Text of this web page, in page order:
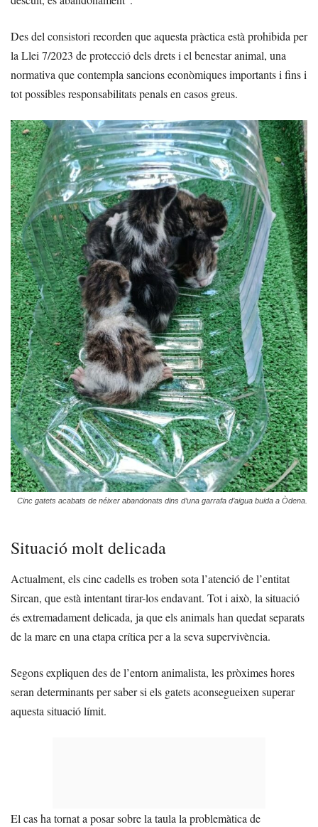
Des del consistori recorden que aquesta pràctica està prohibida per
la Llei 7/2023 de protecció dels drets i el benestar animal, una
normativa que contempla sancions econòmiques importants i fins i
tot possibles responsabilitats penals en casos greus.
Cinc gatets acabats de néixer abandonats dins d’una garrafa d’aigua buida a Òdena.
Situació molt delicada
Actualment, els cinc cadells es troben sota l’atenció de l’entitat
Sircan, que està intentant tirar-los endavant. Tot i això, la situació
és extremadament delicada, ja que els animals han quedat separats
de la mare en una etapa crítica per a la seva supervivència.
Segons expliquen des de l’entorn animalista, les pròximes hores
seran determinants per saber si els gatets aconsegueixen superar
aquesta situació límit.
El cas ha tornat a posar sobre la taula la problemàtica de